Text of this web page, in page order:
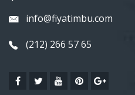
info@fiyatimbu.com
(212) 266 57 65